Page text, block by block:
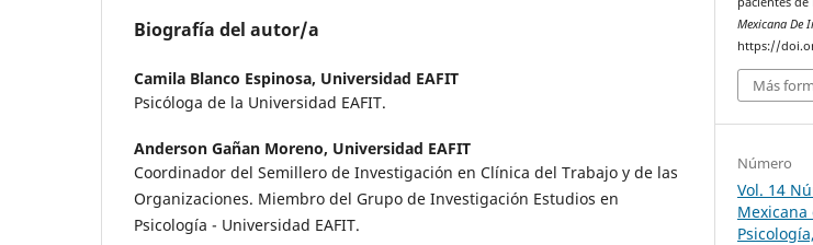
Biografía del autor/a
Camila Blanco Espinosa, Universidad EAFIT
Psicóloga de la Universidad EAFIT.
Anderson Gañan Moreno, Universidad EAFIT
Coordinador del Semillero de Investigación en Clínica del Trabajo y de las
Organizaciones. Miembro del Grupo de Investigación Estudios en
Psicología - Universidad EAFIT.
Mexicana De
https://
Más
Número
Vol. 14